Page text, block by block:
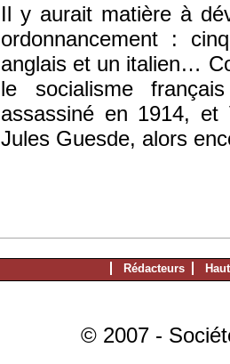
Il y aurait matière à
ordonnancement :
anglais et un italien…
le socialisme
assassiné en 1914,
Jules Guesde, alors
Rédacteurs
© 2007 -